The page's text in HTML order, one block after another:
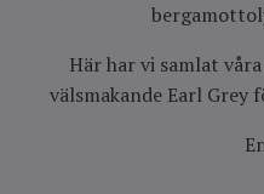
Här har vi samlat
välsmakande Earl Grey